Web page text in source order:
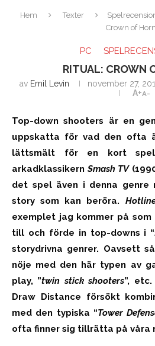
Hem Texter
Crown of
PC
RITUAL: CROWN
av Emil Levin november 27,
A+A-
Top-down shooters är en
uppskatta för vad den ofta
lättsmält för en kort
arkadklassikernSmash TV
det spel även i denna
story som kan beröra.
exemplet jag kommer på
till och förde in top-downs i “
storydrivna genrer. Oavsett
nöje med den här typen av
play, ”twin stick shooters”,
Draw Distance försökt
med den typiska “Tower
ofta finner sig tillrätta på våra